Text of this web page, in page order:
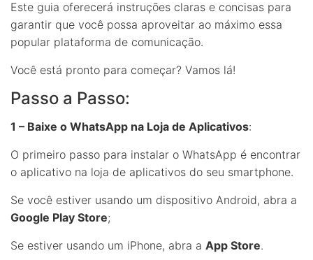
Este guia oferecerá instruções claras e concisas para
garantir que você possa aproveitar ao máximo essa
popular plataforma de comunicação.
Você está pronto para começar? Vamos lá!
Passo a Passo:
1 – Baixe o WhatsApp na Loja de Aplicativos:
O primeiro passo para instalar o WhatsApp é encontrar
o aplicativo na loja de aplicativos do seu smartphone.
Se você estiver usando um dispositivo Android, abra a
Google Play Store;
Se estiver usando um iPhone, abra a App Store.